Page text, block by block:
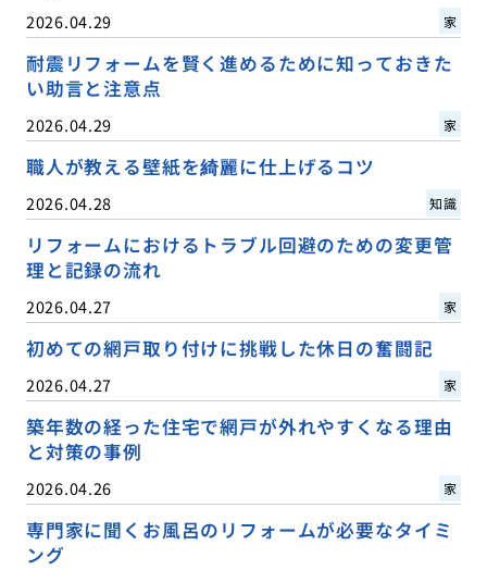
2026.04.29 家
耐震リフォームを賢く進めるために知っておきた
い助言と注意点
2026.04.29 家
職人が教える壁紙を綺麗に仕上げるコツ
2026.04.28 知識
リフォームにおけるトラブル回避のための変更管
理と記録の流れ
2026.04.27 家
初めての網戸取り付けに挑戦した休日の奮闘記
2026.04.27 家
築年数の経った住宅で網戸が外れやすくなる理由
と対策の事例
2026.04.26 家
専門家に聞くお風呂のリフォームが必要なタイミ
ング